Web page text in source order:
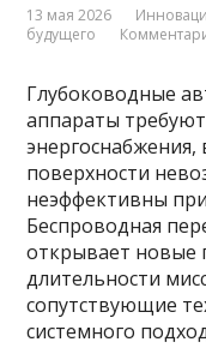
13 мая 2026
будущего
Глубоководные
аппараты
энергоснабжения,
поверхности
неэффективны
Беспроводная
открывает новые
длительности
сопутствующие
системного